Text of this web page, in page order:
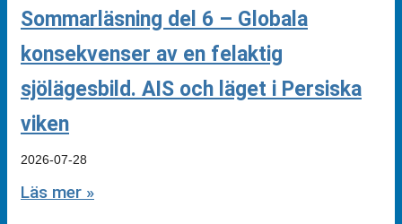
Sommarläsning del 6 – Globala
konsekvenser av en felaktig
sjölägesbild. AIS och läget i Persiska
viken
2026-07-28
Läs mer »